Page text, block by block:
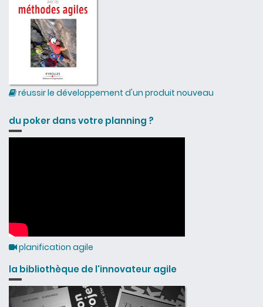
réussir le développement d'un produit nouveau
du poker dans votre planning ?
planification agile
la bibliothèque de l'innovateur agile